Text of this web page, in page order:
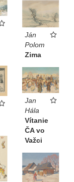
Ján
Polom
Zima
Jan
Hála
Vítanie
ČA vo
Važci